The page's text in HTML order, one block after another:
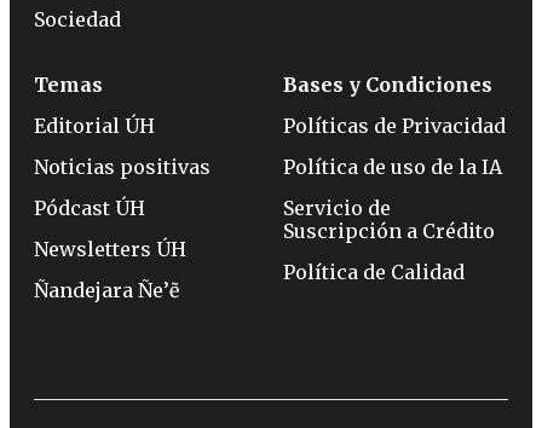
Sociedad
Temas
Editorial ÚH
Noticias positivas
Pódcast ÚH
Newsletters ÚH
Ñandejara Ñe’ẽ
Bases y Condiciones
Políticas de Privacidad
Política de uso de la IA
Servicio de
Suscripción a Crédito
Política de Calidad